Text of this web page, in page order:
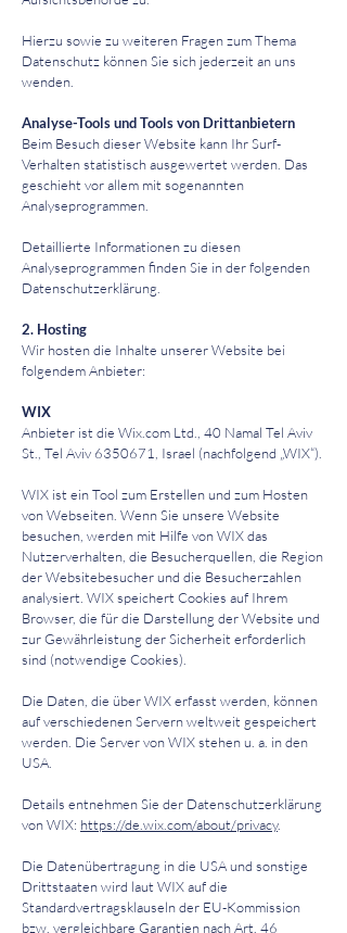
Hierzu sowie zu weiteren Fragen zum Thema
Datenschutz können Sie sich jederzeit an uns
wenden.
Analyse-Tools und Tools von Drittanbietern
Beim Besuch dieser Website kann Ihr Surf-
Verhalten statistisch ausgewertet werden. Das
geschieht vor allem mit sogenannten
Analyseprogrammen.
Detaillierte Informationen zu diesen
Analyseprogrammen finden Sie in der folgenden
Datenschutzerklärung.
2. Hosting
Wir hosten die Inhalte unserer Website bei
folgendem Anbieter:
WIX
Anbieter ist die Wix.com Ltd., 40 Namal Tel Aviv
St., Tel Aviv 6350671, Israel (nachfolgend „WIX“).
WIX ist ein Tool zum Erstellen und zum Hosten
von Webseiten. Wenn Sie unsere Website
besuchen, werden mit Hilfe von WIX das
Nutzerverhalten, die Besucherquellen, die Region
der Websitebesucher und die Besucherzahlen
analysiert. WIX speichert Cookies auf Ihrem
Browser, die für die Darstellung der Website und
zur Gewährleistung der Sicherheit erforderlich
sind (notwendige Cookies).
Die Daten, die über WIX erfasst werden, können
auf verschiedenen Servern weltweit gespeichert
werden. Die Server von WIX stehen u. a. in den
USA.
Details entnehmen Sie der Datenschutzerklärung
von WIX: https://de.wix.com/about/privacy.
Die Datenübertragung in die USA und sonstige
Drittstaaten wird laut WIX auf die
Standardvertragsklauseln der EU-Kommission
bzw. vergleichbare Garantien nach Art. 46